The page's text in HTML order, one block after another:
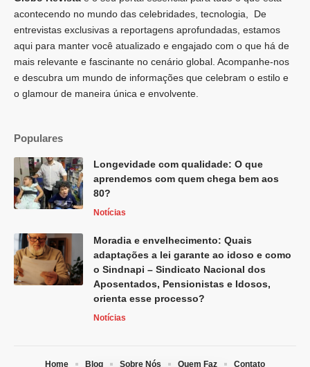
acontecendo no mundo das celebridades, tecnologia, De
entrevistas exclusivas a reportagens aprofundadas, estamos
aqui para manter você atualizado e engajado com o que há de
mais relevante e fascinante no cenário global. Acompanhe-nos
e descubra um mundo de informações que celebram o estilo e
o glamour de maneira única e envolvente.
Populares
Longevidade com qualidade: O que
aprendemos com quem chega bem aos
80?
Notícias
Moradia e envelhecimento: Quais
adaptações a lei garante ao idoso e como
o Sindnapi – Sindicato Nacional dos
Aposentados, Pensionistas e Idosos,
orienta esse processo?
Notícias
Home Blog Sobre Nós Quem Faz Contato